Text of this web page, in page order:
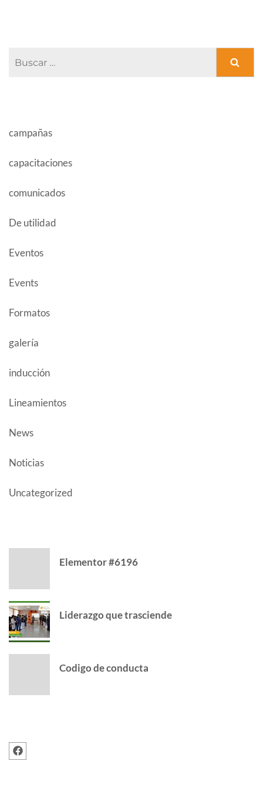
campañas
capacitaciones
comunicados
De utilidad
Eventos
Events
Formatos
galería
inducción
Lineamientos
News
Noticias
Uncategorized
Elementor #6196
Liderazgo que trasciende
Codigo de conducta